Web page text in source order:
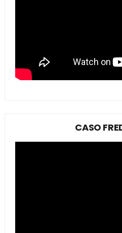
CASO